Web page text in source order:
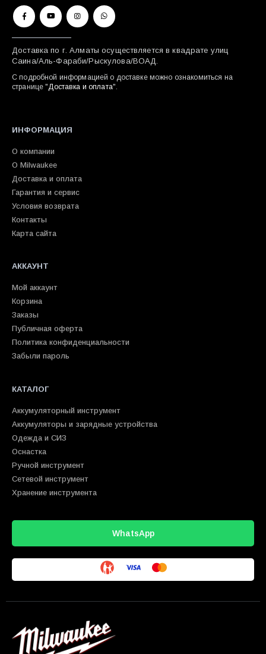
Доставка по г. Алматы осуществляется в квадрате улиц
Саина/Аль-Фараби/Рыскулова/ВОАД.
С подробной информацией о доставке можно ознакомиться на
странице " Доставка и оплата".
ИНФОРМАЦИЯ
О компании
О Milwaukee
Доставка и оплата
Гарантия и сервис
Условия возврата
Контакты
Карта сайта
АККАУНТ
Мой аккаунт
Корзина
Заказы
Публичная оферта
Политика конфиденциальности
Забыли пароль
КАТАЛОГ
Аккумуляторный инструмент
Аккумуляторы и зарядные устройства
Одежда и СИЗ
Оснастка
Ручной инструмент
Сетевой инструмент
Хранение инструмента
WhatsApp